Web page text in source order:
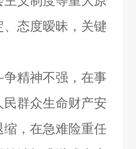
态度暧昧，关键
精神不强，在事
群众生命财产安
，在急难险重任